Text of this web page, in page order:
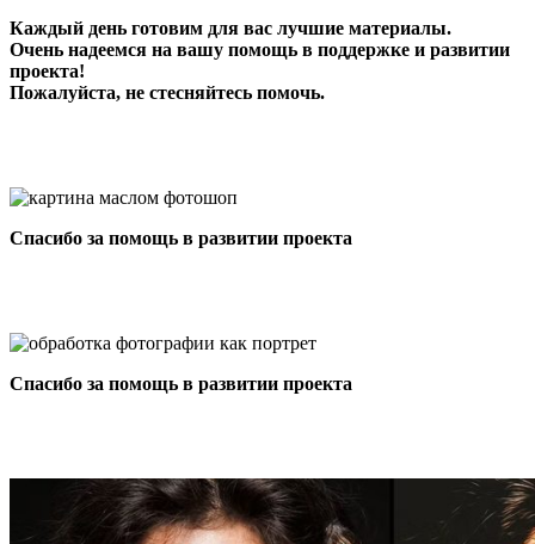
Каждый день готовим для вас лучшие материалы.
Очень надеемся на вашу помощь в поддержке и развитии
проекта!
Пожалуйста, не стесняйтесь помочь.
Спасибо за помощь в развитии проекта
Спасибо за помощь в развитии проекта